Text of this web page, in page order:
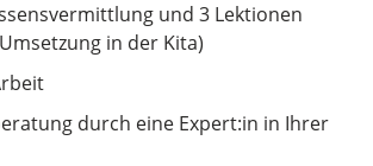
und 3 Lektionen
in der Kita)
durch eine Expert:in in Ihrer